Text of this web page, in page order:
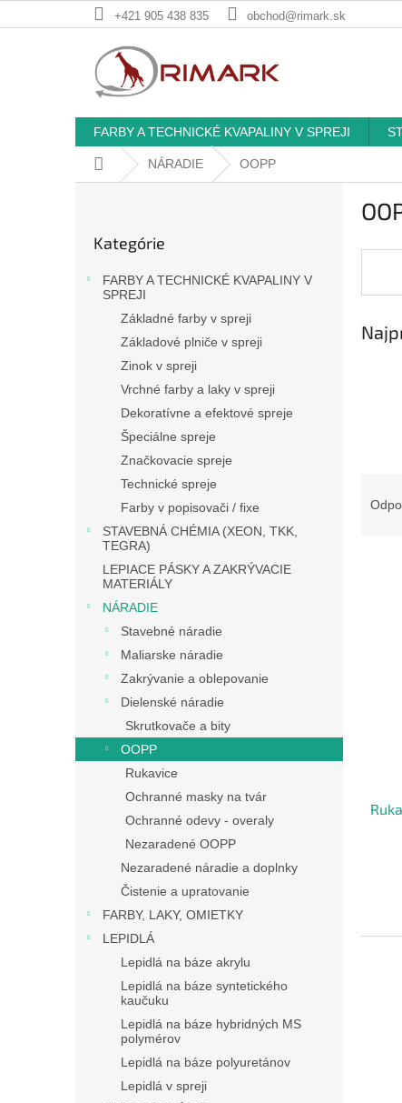
na
+421 905 438 835 obchod@rimark.sk
FARBY A TECHNICKÉ KVAPALINY V SPREJI
DomovNÁRADIE OOPP
kategórie
Kategórie
FARBY A TECHNICKÉ KVAPALINY V
SPREJI
Základné farby v spreji
Základové plniče v spreji
Zinok v spreji
Vrchné farby a laky v spreji
Dekoratívne a efektové spreje
Špeciálne spreje
Značkovacie spreje
Technické spreje
Farby v popisovači / fixe
STAVEBNÁ CHÉMIA (XEON, TKK,
TEGRA)
LEPIACE PÁSKY A ZAKRÝVACIE
MATERIÁLY
NÁRADIE
Stavebné náradie
Maliarske náradie
Zakrývanie a oblepovanie
Dielenské náradie
Skrutkovače a bity
OOPP
Rukavice
Ochranné masky na tvár
Ochranné odevy - overaly
Nezaradené OOPP
Nezaradené náradie a doplnky
Čistenie a upratovanie
FARBY, LAKY, OMIETKY
LEPIDLÁ
Lepidlá na báze akrylu
Lepidlá na báze syntetického
kaučuku
Lepidlá na báze hybridných MS
polymérov
Lepidlá na báze polyuretánov
Lepidlá v spreji